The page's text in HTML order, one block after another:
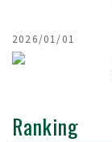
2026/01/01
Ranking